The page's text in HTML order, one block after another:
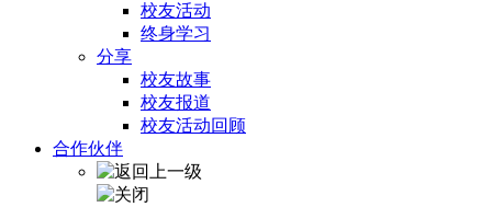
校友活动
终身学习
分享
校友故事
校友报道
校友活动回顾
合作伙伴